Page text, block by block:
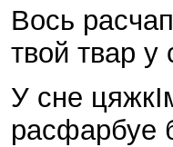
Вось
твой твар у
У сне
расфарбуе